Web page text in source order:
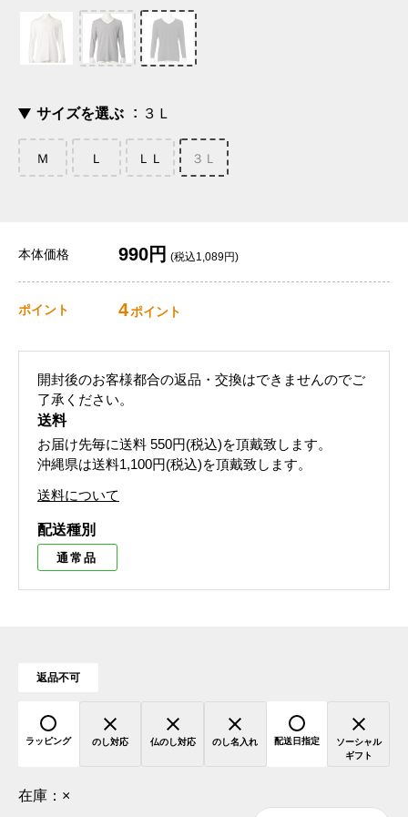
サイズを選ぶ ３Ｌ
Ｍ Ｌ ＬＬ ３Ｌ
本体価格 990円 (税込1,089円)
ポイント 4ポイント
開封後のお客様都合の返品・交換はできませんのでご
了承ください。
送料
お届け先毎に送料 550円(税込)を頂戴致します。
沖縄県は送料1,100円(税込)を頂戴致します。
送料について
配送種別
通常品
返品不可
ラッピング のし対応 仏のし対応 のし名入れ 配送日指定
ソーシャル
ギフト
在庫： ×